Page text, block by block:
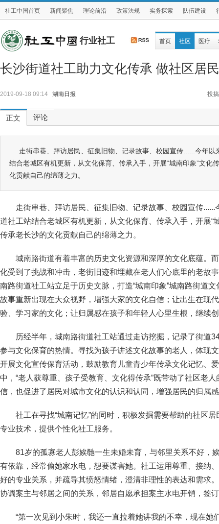
社工中国首页 新闻聚焦 理论前沿 政策法规 实务探索 队伍建设
行业社工 首页 社区 医疗
长沙街道社工助力文化传承 做社区居
2019-09-18 09:14 湖南日报 投搞
正文 评论
走街串巷、拜访居民、征集旧物、记录故事、校园宣传......今年
结合老城区有机更新，从文化保育、传承入手，开展“城南印象”文化
化贡献自己的绵薄之力。
走街串巷、拜访居民、征集旧物、记录故事、校园宣传
道社工站结合老城区有机更新，从文化保育、传承入手，开展“
传承老长沙的文化贡献自己的绵薄之力。
城南路街道有着丰富的历史文化资源和深厚的文化底蕴。
化受到了挑战和冲击，老街旧迹和埋藏在老人们心底里的老故
南路街道社工站立足于历史文脉，打造“城南印象”城南路街道
故事重新出现在大众视野，增强大家的文化自信；让出生在现
验、学习家的文化；让归属感在孩子和年轻人心里生根，继续
历经半年，城南路街道社工站通过走访挖掘，记录了街道
参与文化保育的热情。寻找为孩子讲述文化故事的老人，体现
开展文化宣传保育活动，鼓励教育儿童青少年传承文化记忆、
中，“老人获尊重、孩子受教育、文化得传承”既带动了社区老
信，也促进了居民对城市文化的认识和认同，增强居民的归属
社工在寻找“城南记忆”的同时，积极发掘需要帮助的社区
专业技术，提供个性化社工服务。
81岁的孤寡老人彭娭毑一生未婚未育，与邻里关系不好，
有依靠，经常偷她家水电，想要谋害她。社工运用尊重、接纳
好的专业关系，并疏导其愤怒情绪，澄清非理性的表达和需求
协调案主与邻居之间的关系，邻居自愿承担案主水电开销，签
“第一次见到小朱时，我还一直拉着她讲我的不幸，现在她